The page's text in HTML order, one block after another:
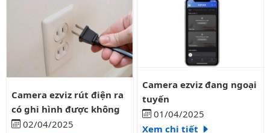
Camera ezviz rút điện ra có ghi hình được không
Camera ezviz rút điện ra
có ghi hình được không
02/04/2025
Camera ezviz đang ngoại
tuyến
01/04/2025
Xem chi tiết